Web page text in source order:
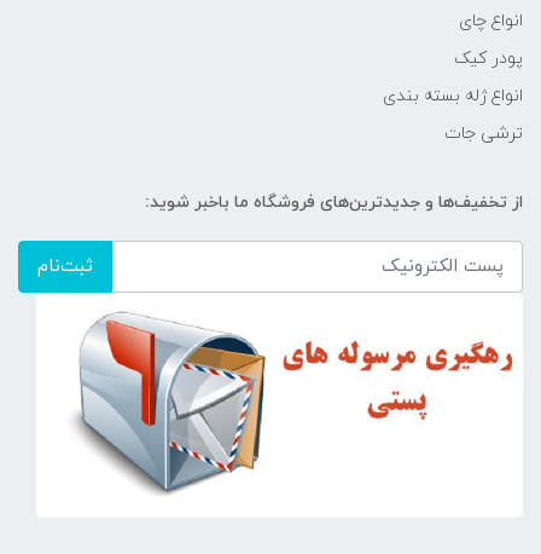
انواع چای
پودر کیک
انواع ژله بسته بندی
ترشی جات
از تخفیف‌ها و جدیدترین‌های فروشگاه ما باخبر شوید:
ثبت‌نام